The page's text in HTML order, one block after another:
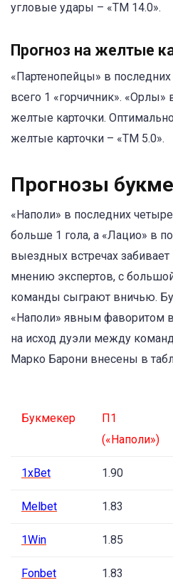
угловые удары – «ТМ 14.0».
Прогноз на желтые
«Партенопейцы» в последних
всего 1 «горчичник».
желтые карточки.
желтые карточки – «ТМ 5.0».
Прогнозы
«Наполи» в последних
больше 1 гола, а «Лацио» в
выездных встречах
мнению экспертов, с
команды сыграют вничью.
«Наполи» явным фаворитом
на исход дуэли между
Марко Барони внесены в
Букмекер
П1
(«Наполи»)
1xBet 1.90
Melbet 1.83
1Win 1.85
Fonbet 1.83